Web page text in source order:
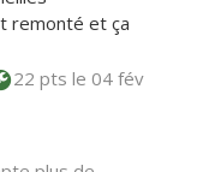
remonté et ça
22 ptsle 04 fév